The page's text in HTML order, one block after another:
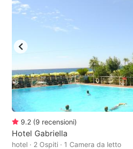
9.2 (9 recensioni)
Hotel Gabriella
hotel · 2 Ospiti · 1 Camera da letto